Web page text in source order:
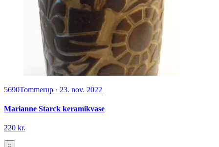
5690Tommerup · 23. nov. 2022
Marianne Starck keramikvase
220 kr.